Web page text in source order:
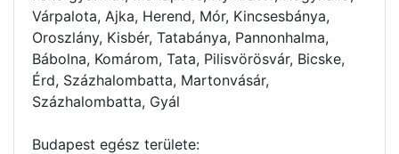
Várpalota, Ajka, Herend, Mór, Kincsesbánya,
Oroszlány, Kisbér, Tatabánya, Pannonhalma,
Bábolna, Komárom, Tata, Pilisvörösvár, Bicske,
Érd, Százhalombatta, Martonvásár,
Százhalombatta, Gyál
Budapest egész területe: